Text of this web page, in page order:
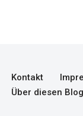
Kontakt
Über diesen Blog